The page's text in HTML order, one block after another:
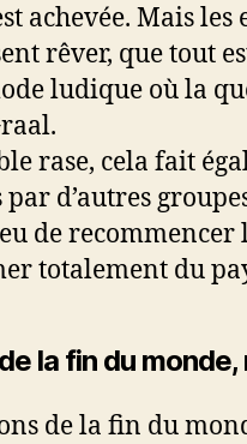
achevée. Mais
rêver, que tout
ludique où la
rase, cela fait
d’autres
de
totalement du
la fin du
de la fin du